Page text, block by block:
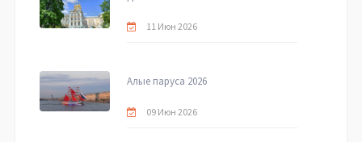
11 Июн 2026
Алые паруса 2026
09 Июн 2026